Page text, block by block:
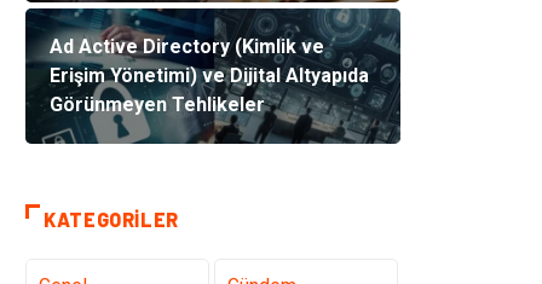
Ad Active Directory (Kimlik ve
Erişim Yönetimi) ve Dijital Altyapıda
Görünmeyen Tehlikeler
KATEGORILER